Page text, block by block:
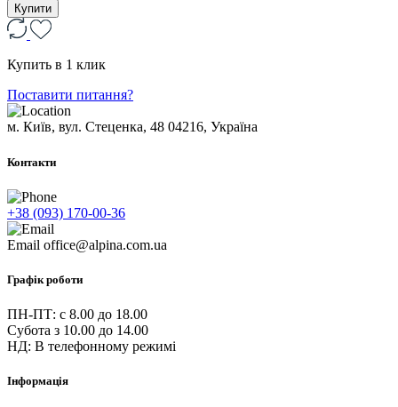
Купити
Купить в 1 клик
Поставити питання?
м. Київ, вул. Стеценка, 48 04216, Україна
Контакти
+38 (093) 170-00-36
Email office@alpina.com.ua
Графік роботи
ПН-ПТ: c 8.00 до 18.00
Субота з 10.00 до 14.00
НД: В телефонному режимі
Інформація